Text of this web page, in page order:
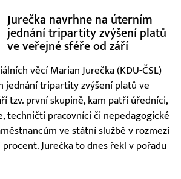
Jurečka navrhne na úterním
jednání tripartity zvýšení platů
ve veřejné sféře od září
věcí Marian Jurečka (KDU-ČSL)
jednání tripartity zvýšení platů ve
tzv. první skupině, kam patří úředníci,
techničtí pracovníci či nepedagogické
ve státní službě v rozmezí
Jurečka to dnes řekl v pořadu